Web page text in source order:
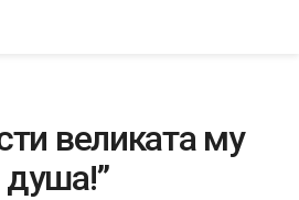
великата му
душа!”